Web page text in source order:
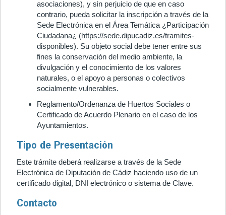
asociaciones), y sin perjuicio de que en caso
contrario, pueda solicitar la inscripción a través de la
Sede Electrónica en el Área Temática ¿Participación
Ciudadana¿ (https://sede.dipucadiz.es/tramites-
disponibles). Su objeto social debe tener entre sus
fines la conservación del medio ambiente, la
divulgación y el conocimiento de los valores
naturales, o el apoyo a personas o colectivos
socialmente vulnerables.
Reglamento/Ordenanza de Huertos Sociales o
Certificado de Acuerdo Plenario en el caso de los
Ayuntamientos.
Tipo de Presentación
Este trámite deberá realizarse a través de la Sede
Electrónica de Diputación de Cádiz haciendo uso de un
certificado digital, DNI electrónico o sistema de Clave.
Contacto